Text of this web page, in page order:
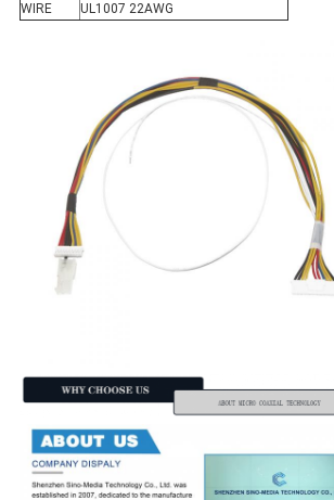
WIRE
UL1007 22AWG